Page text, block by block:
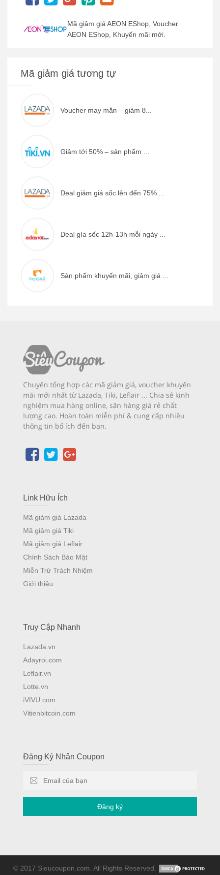
Mã giảm giá AEON EShop, Voucher
AEON EShop, Khuyến mãi mới.
Mã giảm giá tương tự
Voucher may mắn – giảm 8...
Giảm tới 50% – sản phẩm ...
Deal giảm giá sốc lên đến 75% ...
Deal gía sốc 12h-13h mỗi ngày ...
Sản phẩm khuyến mãi, giảm giá ...
Chuyên tổng hợp các mã giảm giá, voucher khuyến
mãi mới nhất từ Lazada, Tiki, Leflair ... Chia sẻ kinh
nghiệm mua hàng online, săn hàng giá rẻ chất
lượng cao. Hoàn toàn miễn phí & cung cấp nhiều
thông tin bổ ích đến bạn.
Link Hữu Ích
Mã giảm giá Lazada
Mã giảm giá Tiki
Mã giảm giá Leflair
Chính Sách Bảo Mật
Miễn Trừ Trách Nhiệm
Giới thiệu
Truy Cập Nhanh
Lazada.vn
Adayroi.com
Leflair.vn
Lotte.vn
iVIVU.com
Vitienbitcoin.com
Đăng Ký Nhận Coupon
Đăng ký
© 2017 Sieucoupon.com. All Rights Reserved.